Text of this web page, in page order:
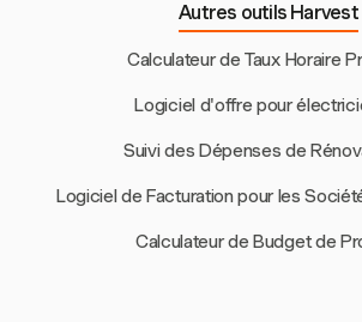
Autres outils Harvest
Calculateur de Taux Horaire
Logiciel d'offre pour
Suivi des Dépenses de
Logiciel de Facturation pour les
Calculateur de Budget de